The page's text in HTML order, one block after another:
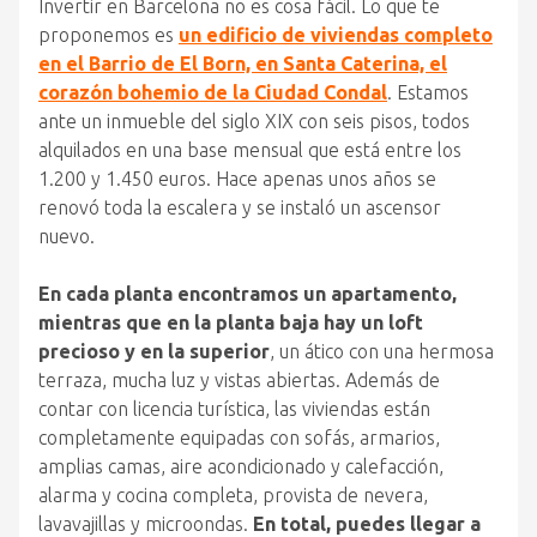
Invertir en Barcelona no es cosa fácil. Lo que te
proponemos es un edificio de viviendas completo
en el Barrio de El Born, en Santa Caterina, el
corazón bohemio de la Ciudad Condal. Estamos
ante un inmueble del siglo XIX con seis pisos, todos
alquilados en una base mensual que está entre los
1.200 y 1.450 euros. Hace apenas unos años se
renovó toda la escalera y se instaló un ascensor
nuevo.
En cada planta encontramos un apartamento,
mientras que en la planta baja hay un loft
precioso y en la superior, un ático con una hermosa
terraza, mucha luz y vistas abiertas. Además de
contar con licencia turística, las viviendas están
completamente equipadas con sofás, armarios,
amplias camas, aire acondicionado y calefacción,
alarma y cocina completa, provista de nevera,
lavavajillas y microondas. En total, puedes llegar a